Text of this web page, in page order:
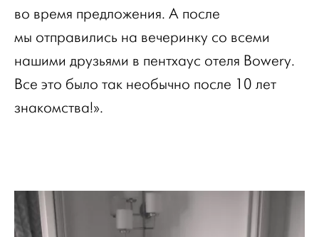
во время предложения. А после
мы отправились на вечеринку со всеми
нашими друзьями в пентхаус отеля Bowery.
Все это было так необычно после 10 лет
знакомства!».